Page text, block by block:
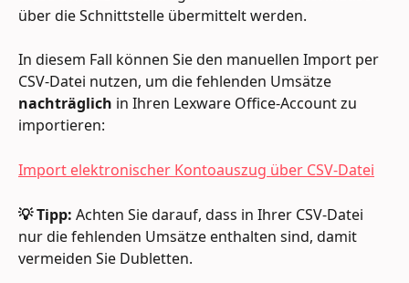
über die Schnittstelle übermittelt werden.
In diesem Fall können Sie den manuellen Import per
CSV-Datei nutzen, um die fehlenden Umsätze
nachträglich in Ihren Lexware Office-Account zu
importieren:
Import elektronischer Kontoauszug über CSV-Datei
💡 Tipp: Achten Sie darauf, dass in Ihrer CSV-Datei
nur die fehlenden Umsätze enthalten sind, damit
vermeiden Sie Dubletten.